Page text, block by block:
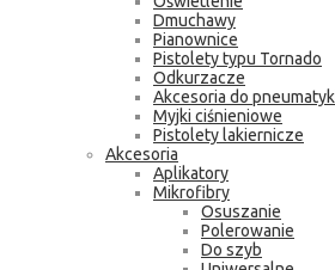
Dmuchawy
Pianownice
Pistolety typu Tornado
Odkurzacze
Akcesoria do
Myjki ciśnieniowe
Pistolety lakiernicze
Akcesoria
Aplikatory
Mikrofibry
Osuszanie
Polerowanie
Do szyb